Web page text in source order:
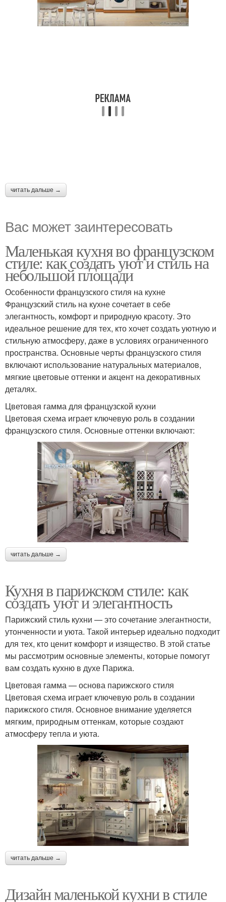
читать дальше →
Вас может заинтересовать
Маленькая кухня во французском
стиле: как создать уют и стиль на
небольшой площади
Особенности французского стиля на кухне
Французский стиль на кухне сочетает в себе
элегантность, комфорт и природную красоту. Это
идеальное решение для тех, кто хочет создать уютную и
стильную атмосферу, даже в условиях ограниченного
пространства. Основные черты французского стиля
включают использование натуральных материалов,
мягкие цветовые оттенки и акцент на декоративных
деталях.
Цветовая гамма для французской кухни
Цветовая схема играет ключевую роль в создании
французского стиля. Основные оттенки включают:
читать дальше →
Кухня в парижском стиле: как
создать уют и элегантность
Парижский стиль кухни — это сочетание элегантности,
утонченности и уюта. Такой интерьер идеально подходит
для тех, кто ценит комфорт и изящество. В этой статье
мы рассмотрим основные элементы, которые помогут
вам создать кухню в духе Парижа.
Цветовая гамма — основа парижского стиля
Цветовая схема играет ключевую роль в создании
парижского стиля. Основное внимание уделяется
мягким, природным оттенкам, которые создают
атмосферу тепла и уюта.
читать дальше →
Дизайн маленькой кухни в стиле